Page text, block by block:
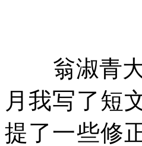
翁淑青
月我写了短
提了一些修